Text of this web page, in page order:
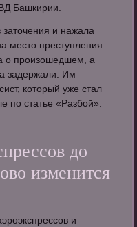
Башкирии.
заточения и нажала
место преступления
о произошедшем, а
задержали. Им
который уже стал
по статье «Разбой».
до
изменится
и